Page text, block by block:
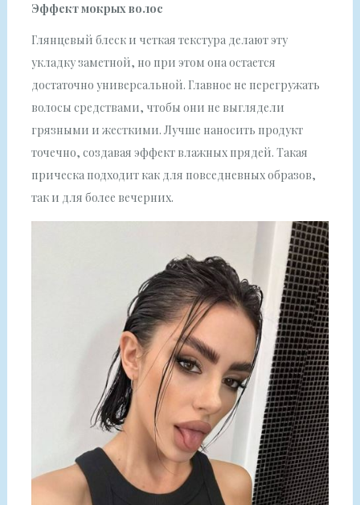
Эффект мокрых волос
Глянцевый блеск и четкая текстура делают эту
укладку заметной, но при этом она остается
достаточно универсальной. Главное не перегружать
волосы средствами, чтобы они не выглядели
грязными и жесткими. Лучше наносить продукт
точечно, создавая эффект влажных прядей. Такая
прическа подходит как для повседневных образов,
так и для более вечерних.